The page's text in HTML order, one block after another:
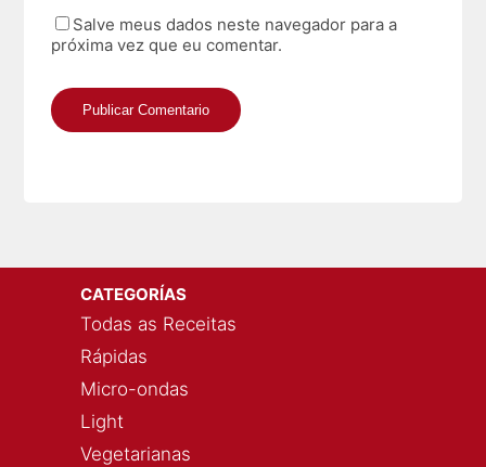
Salve meus dados neste navegador para a
próxima vez que eu comentar.
CATEGORÍAS
Todas as Receitas
Rápidas
Micro-ondas
Light
Vegetarianas